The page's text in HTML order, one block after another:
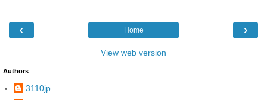
‹ ›
Home
View web version
Authors
3110jp